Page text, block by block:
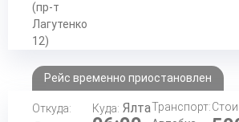
(пр-т
Лагутенко
12)
Рейс временно приостановлен
Откуда: Куда: ЯлтаТранспорт: